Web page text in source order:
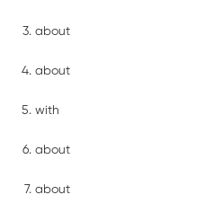
about
about
with
about
about